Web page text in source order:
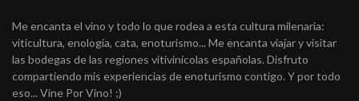
Me encanta el vino y todo lo que rodea a esta cultura milenaria:
viticultura, enología, cata, enoturismo... Me encanta viajar y visitar
las bodegas de las regiones vitivinícolas españolas. Disfruto
compartiendo mis experiencias de enoturismo contigo. Y por todo
eso... Vine Por Vino! ;)